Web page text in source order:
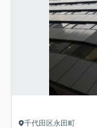
千代田区永田町